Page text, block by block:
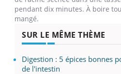
pendant dix minutes. À boire
mangé.
SUR LE MÊME THÈME
Digestion : 5 épices bonnes
de l'intestin